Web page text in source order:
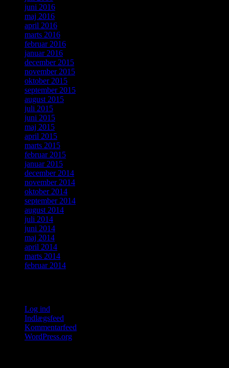
juni 2016
maj 2016
april 2016
marts 2016
februar 2016
januar 2016
december 2015
november 2015
oktober 2015
september 2015
august 2015
juli 2015
juni 2015
maj 2015
april 2015
marts 2015
februar 2015
januar 2015
december 2014
november 2014
oktober 2014
september 2014
august 2014
juli 2014
juni 2014
maj 2014
april 2014
marts 2014
februar 2014
Log ind
Indlægsfeed
Kommentarfeed
WordPress.org